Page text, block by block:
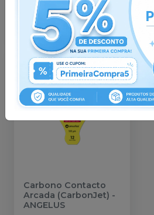
carrinho
Pedir via Whatsapp
Carbono Contacto
Arcada (CarbonJet) -
ANGELUS